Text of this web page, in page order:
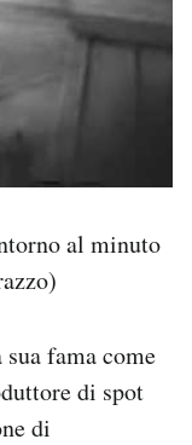
al minuto
fama come
di spot
di